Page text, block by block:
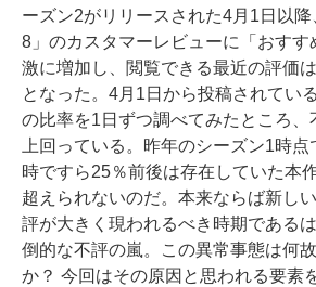
ーズン2がリリースされた4月1日以
8」のカスタマーレビューに「おすす
激に増加し、閲覧できる最近の評価
となった。4月1日から投稿されてい
の比率を1日ずつ調べてみたところ、
上回っている。昨年のシーズン1時
時ですら25％前後は存在していた本
超えられないのだ。本来ならば新し
評が大きく現われるべき時期である
倒的な不評の嵐。この異常事態は何
か？ 今回はその原因と思われる要素